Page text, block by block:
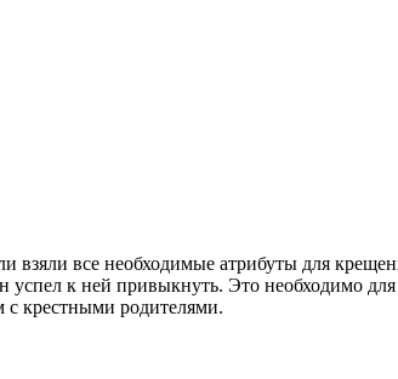
взяли все необходимые атрибуты для
к ней привыкнуть. Это необходимо
с крестными родителями.